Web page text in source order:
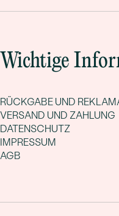
Wichtige
RÜCKGABE UND
VERSAND UND ZAHLUNG
DATENSCHUTZ
IMPRESSUM
AGB